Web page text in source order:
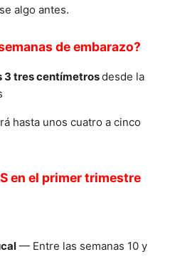
algo antes.
de embarazo?
3 tres centímetrosdesde la
hasta unos cuatro a cinco
en el primer trimestre
— Entre las semanas 10 y